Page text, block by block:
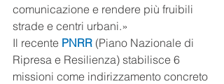
comunicazione e rendere più fruibili
strade e centri urbani.»
Il recente PNRR (Piano Nazionale di
Ripresa e Resilienza) stabilisce 6
missioni come indirizzamento concreto